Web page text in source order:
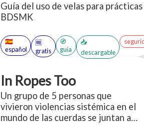
Guía del uso de velas para prácticas
BDSMK
🇪🇸
español
🆓
gratis
🧭
guía
📥
descargable
In Ropes Too
Un grupo de 5 personas que
vivieron violencias sistémica en el
mundo de las cuerdas se juntan a